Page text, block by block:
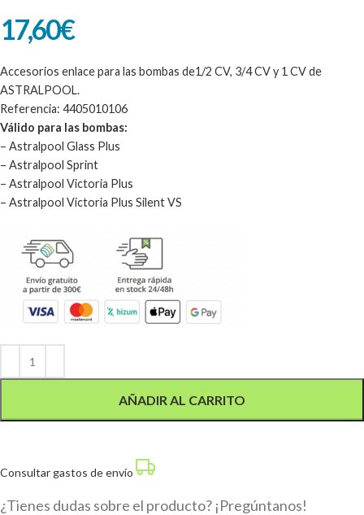
17,60€
Accesorios enlace para las bombas de1/2 CV, 3/4 CV y 1 CV de
ASTRALPOOL.
Referencia: 4405010106
Válido para las bombas:
– Astralpool Glass Plus
– Astralpool Sprint
– Astralpool Victoria Plus
– Astralpool Victoria Plus Silent VS
AÑADIR AL CARRITO
Consultar gastos de envío
¿Tienes dudas sobre el producto? ¡Pregúntanos!